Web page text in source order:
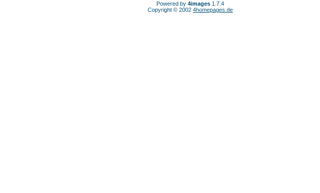
Powered by 4images 1.7.4
Copyright © 2002 4homepages.de